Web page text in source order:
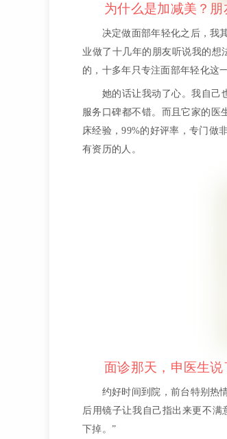
为什么是加减美？
决定做面部年轻化之后，我
业做了十几年的朋友听说我的想
的，十多年只专注面部年轻化这
她的话让我动了心。我自己
服务口碑都不错。而且它家的
床经验，99%的好评率，专门做
有资历的人。
面诊那天，申医生
约好时间到院，前台特别热
后用镜子让我自己指出来更不满
下掉。”